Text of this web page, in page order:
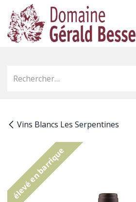
Se rendre au contenu
Vins Blancs Les Serpentines
élevé en barrique